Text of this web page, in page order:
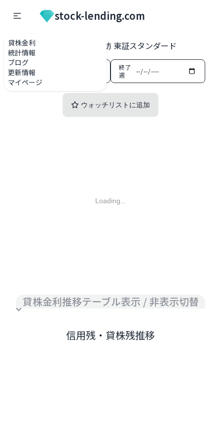
貸株金利
統計情報
ブログ
更新情報
マイページ
stock-lending.com
貸株金利一覧 3409 北紡 東証スタンダード
開始
週
終了
週
ウォッチリストに追加
Loading...
貸株金利推移テーブル表示 / 非表示切替
信用残・貸株残推移